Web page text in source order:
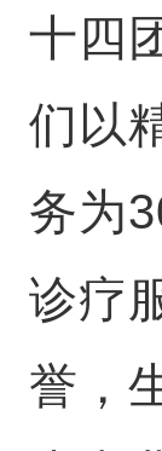
十四
们以
务为
诊疗
誉，